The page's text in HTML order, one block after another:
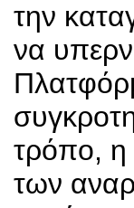
την
να
τρόπο, η
των